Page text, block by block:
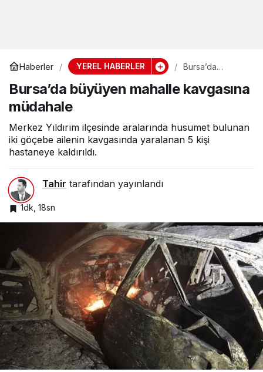
Haberler YEREL HABERLER
Bursa’da
mahalle
kavgasına
Bursa’da büyüyen mahalle kavgasına
müdahale
Merkez Yıldırım ilçesinde aralarında husumet bulunan
iki göçebe ailenin kavgasında yaralanan 5 kişi
hastaneye kaldırıldı.
Tahir tarafından yayınlandı
1dk, 18sn